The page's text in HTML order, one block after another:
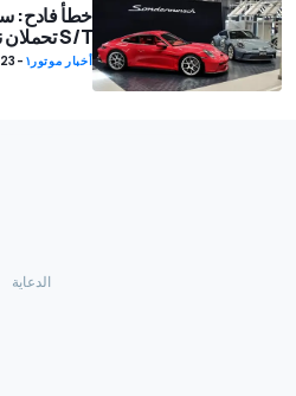
S/T تحملان نفس اللوحة المرقمة!
أخبار موتور١ - 23 ديسمبر/كانون الأوّل 2025